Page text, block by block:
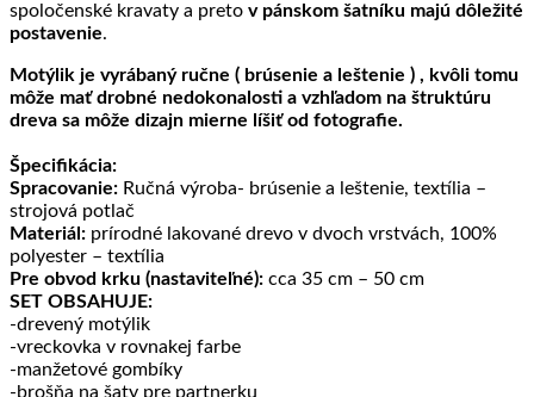
spoločenské kravaty a preto v pánskom šatníku majú dôležité
postavenie.
Motýlik je vyrábaný ručne ( brúsenie a leštenie ) , kvôli tomu
môže mať drobné nedokonalosti a vzhľadom na štruktúru
dreva sa môže dizajn mierne líšiť od fotografie.
Špecifikácia:
Spracovanie: Ručná výroba- brúsenie a leštenie, textília –
strojová potlač
Materiál: prírodné lakované drevo v dvoch vrstvách, 100%
polyester – textília
Pre obvod krku (nastaviteľné): cca 35 cm – 50 cm
SET OBSAHUJE:
-drevený motýlik
-vreckovka v rovnakej farbe
-manžetové gombíky
-brošňa na šaty pre partnerku